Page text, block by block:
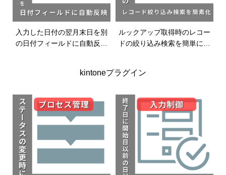
入力した日付の翌月末日を別
の日付フィールドに自動反映
ルックアップ取得時のレコー
ドの絞り込み検索を簡単にす
kintoneプラグイン